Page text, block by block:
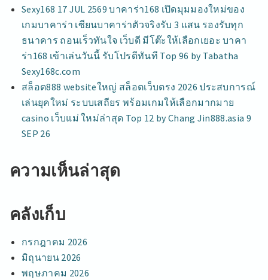
Sexy168 17 JUL 2569 บาคาร่า168 เปิดมุมมองใหม่ของ
เกมบาคาร่า เซียนบาคาร่าตัวจริงรับ 3 แสน รองรับทุก
ธนาคาร ถอนเร็วทันใจ เว็บดี มีโต๊ะให้เลือกเยอะ บาคา
ร่า168 เข้าเล่นวันนี้ รับโปรดีทันที Top 96 by Tabatha
Sexy168c.com
สล็อต888 websiteใหญ่ สล็อตเว็บตรง 2026 ประสบการณ์
เล่นยุคใหม่ ระบบเสถียร พร้อมเกมให้เลือกมากมาย
casino เว็บแม่ ใหม่ล่าสุด Top 12 by Chang Jin888.asia 9
SEP 26
ความเห็นล่าสุด
คลังเก็บ
กรกฎาคม 2026
มิถุนายน 2026
พฤษภาคม 2026